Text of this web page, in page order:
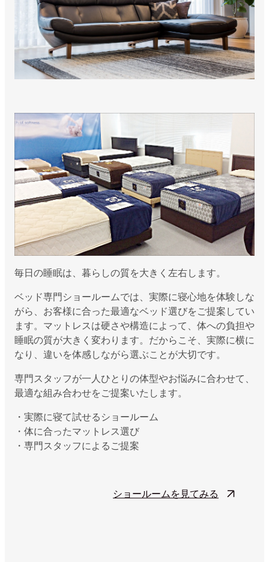
毎日の睡眠は、暮らしの質を大きく左右します。
ベッド専門ショールームでは、実際に寝心地を体験しな
がら、お客様に合った最適なベッド選びをご提案してい
ます。マットレスは硬さや構造によって、体への負担や
睡眠の質が大きく変わります。だからこそ、実際に横に
なり、違いを体感しながら選ぶことが大切です。
専門スタッフが一人ひとりの体型やお悩みに合わせて、
最適な組み合わせをご提案いたします。
・実際に寝て試せるショールーム
・体に合ったマットレス選び
・専門スタッフによるご提案
ショールームを見てみる